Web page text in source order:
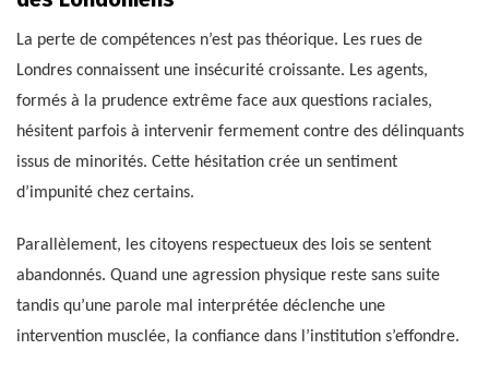
La perte de compétences n’est pas théorique. Les rues de
Londres connaissent une insécurité croissante. Les agents,
formés à la prudence extrême face aux questions raciales,
hésitent parfois à intervenir fermement contre des délinquants
issus de minorités. Cette hésitation crée un sentiment
d’impunité chez certains.
Parallèlement, les citoyens respectueux des lois se sentent
abandonnés. Quand une agression physique reste sans suite
tandis qu’une parole mal interprétée déclenche une
intervention musclée, la confiance dans l’institution s’effondre.